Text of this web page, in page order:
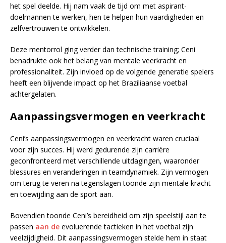
het spel deelde. Hij nam vaak de tijd om met aspirant-
doelmannen te werken, hen te helpen hun vaardigheden en
zelfvertrouwen te ontwikkelen.
Deze mentorrol ging verder dan technische training; Ceni
benadrukte ook het belang van mentale veerkracht en
professionaliteit. Zijn invloed op de volgende generatie spelers
heeft een blijvende impact op het Braziliaanse voetbal
achtergelaten.
Aanpassingsvermogen en veerkracht
Ceni’s aanpassingsvermogen en veerkracht waren cruciaal
voor zijn succes. Hij werd gedurende zijn carrière
geconfronteerd met verschillende uitdagingen, waaronder
blessures en veranderingen in teamdynamiek. Zijn vermogen
om terug te veren na tegenslagen toonde zijn mentale kracht
en toewijding aan de sport aan.
Bovendien toonde Ceni’s bereidheid om zijn speelstijl aan te
passen aan de evoluerende tactieken in het voetbal zijn
veelzijdigheid. Dit aanpassingsvermogen stelde hem in staat